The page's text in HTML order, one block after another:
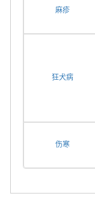
麻疹
狂犬病
伤寒